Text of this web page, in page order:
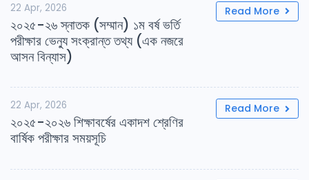
22 Apr, 2026
২০২৫-২৬ স্নাতক (সম্মান) ১ম বর্ষ ভর্তি
পরীক্ষার ভেন্যু সংক্রান্ত তথ্য (এক নজরে
আসন বিন্যাস)
Read More
22 Apr, 2026
২০২৫-২০২৬ শিক্ষাবর্ষের একাদশ শ্রেণির
বার্ষিক পরীক্ষার সময়সূচি
Read More